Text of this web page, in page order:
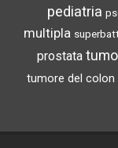
pediatria
multipla
prostata
tumore del colon